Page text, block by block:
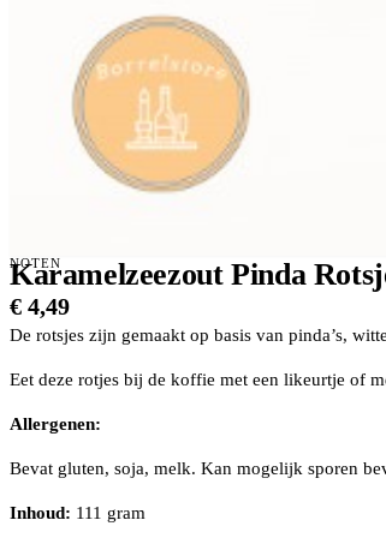
NOTEN
Karamelzeezout Pinda
€ 4,49
De rotsjes zijn gemaakt op basis van pinda’s,
Eet deze rotjes bij de koffie met een likeurtje of
Allergenen:
Bevat gluten, soja, melk. Kan mogelijk sporen
Inhoud: 111 gram